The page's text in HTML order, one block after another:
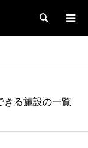
検索
きる施設の一覧